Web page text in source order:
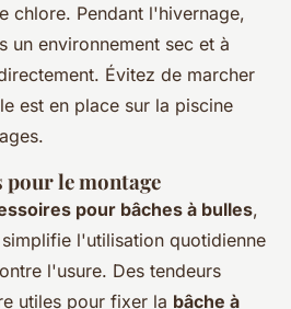
chlore. Pendant l'hivernage,
un environnement sec et à
Évitez de marcher
est en place sur la piscine
le montage
pour bâches à bulles,
l'utilisation quotidienne
l'usure. Des tendeurs
utiles pour fixer la bâche à